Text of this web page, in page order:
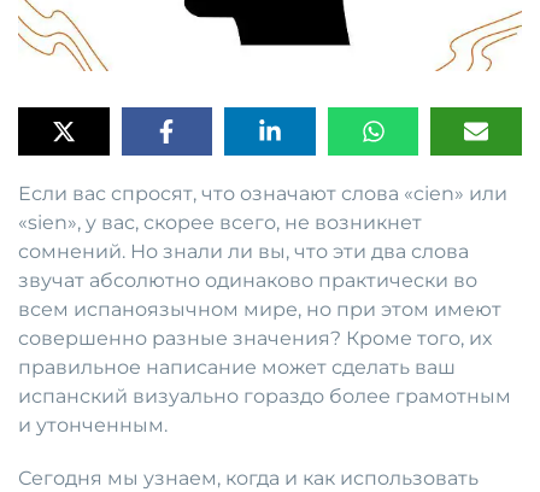
Если вас спросят, что означают слова «cien» или
«sien», у вас, скорее всего, не возникнет
сомнений. Но знали ли вы, что эти два слова
звучат абсолютно одинаково практически во
всем испаноязычном мире, но при этом имеют
совершенно разные значения? Кроме того, их
правильное написание может сделать ваш
испанский визуально гораздо более грамотным
и утонченным.
Сегодня мы узнаем, когда и как использовать